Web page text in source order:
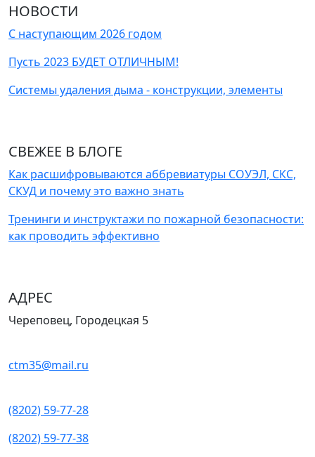
НОВОСТИ
С наступающим 2026 годом
Пусть 2023 БУДЕТ ОТЛИЧНЫМ!
Системы удаления дыма - конструкции, элементы
СВЕЖЕЕ В БЛОГЕ
Как расшифровываются аббревиатуры СОУЭЛ, СКС,
СКУД и почему это важно знать
Тренинги и инструктажи по пожарной безопасности:
как проводить эффективно
АДРЕС
Череповец, Городецкая 5
ctm35@mail.ru
(8202) 59-77-28
(8202) 59-77-38